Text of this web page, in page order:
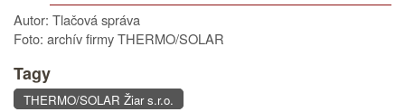
Autor: Tlačová správa
Foto: archív firmy THERMO/SOLAR
Tagy
THERMO/SOLAR Žiar s.r.o.